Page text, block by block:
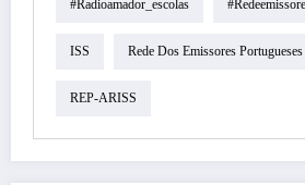
#radioamador_escolas
ISS Rede Dos Emissores Portugueses
REP-ARISS